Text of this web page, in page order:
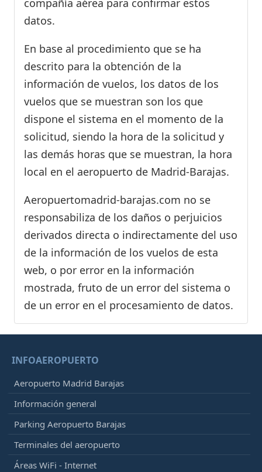
compañía aérea para confirmar estos
datos.
En base al procedimiento que se ha
descrito para la obtención de la
información de vuelos, los datos de los
vuelos que se muestran son los que
dispone el sistema en el momento de la
solicitud, siendo la hora de la solicitud y
las demás horas que se muestran, la hora
local en el aeropuerto de Madrid-Barajas.
Aeropuertomadrid-barajas.com no se
responsabiliza de los daños o perjuicios
derivados directa o indirectamente del uso
de la información de los vuelos de esta
web, o por error en la información
mostrada, fruto de un error del sistema o
de un error en el procesamiento de datos.
INFOAEROPUERTO
Aeropuerto Madrid Barajas
Información general
Parking Aeropuerto Barajas
Terminales del aeropuerto
Áreas WiFi - Internet